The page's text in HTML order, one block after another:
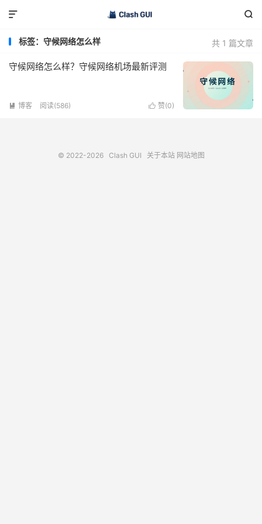


共 1 篇文章
标签：守候网络怎么样
守候网络怎么样？守候网络机场最新评测
 赞(0)
 博客 阅读(586)
© 2022-2026 Clash GUI 关于本站 网站地图